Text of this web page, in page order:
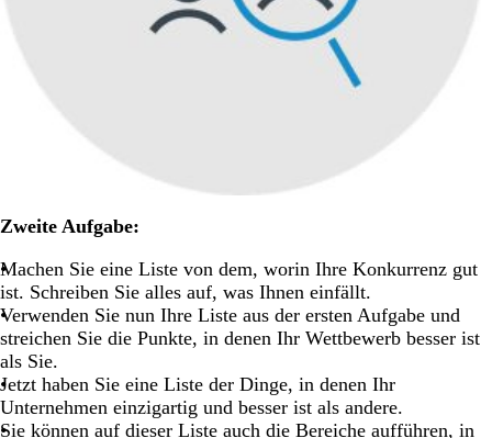
Zweite Aufgabe:
Machen Sie eine Liste von dem, worin Ihre Konkurrenz gut
ist. Schreiben Sie alles auf, was Ihnen einfällt.
Verwenden Sie nun Ihre Liste aus der ersten Aufgabe und
streichen Sie die Punkte, in denen Ihr Wettbewerb besser ist
als Sie.
Jetzt haben Sie eine Liste der Dinge, in denen Ihr
Unternehmen einzigartig und besser ist als andere.
Sie können auf dieser Liste auch die Bereiche aufführen, in